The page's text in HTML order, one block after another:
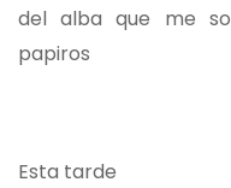
del alba que me
papiros
Esta tarde